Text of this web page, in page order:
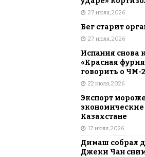
27 июля, 2026
Бег старит
27 июля, 2026
Испания снова
«Красная
говорить о ЧМ-
22 июля, 2026
Экспорт
Казахстане
17 июля, 2026
Димаш собрал
Джеки Чан